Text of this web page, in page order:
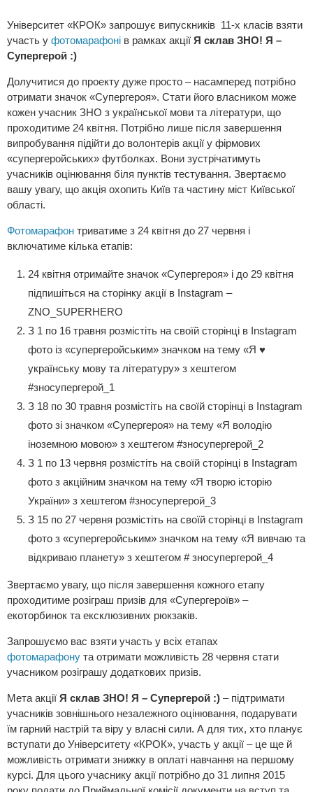
Університет «КРОК» запрошує випускників 11-х класів взяти
участь у фотомарафоні в рамках акції Я склав ЗНО! Я –
Супергерой :)
Долучитися до проекту дуже просто – насамперед потрібно
отримати значок «Супергероя». Стати його власником може
кожен учасник ЗНО з української мови та літератури, що
проходитиме 24 квітня. Потрібно лише після завершення
випробування підійти до волонтерів акції у фірмових
«супергеройських» футболках. Вони зустрічатимуть
учасників оцінювання біля пунктів тестування. Звертаємо
вашу увагу, що акція охопить Київ та частину міст Київської
області.
Фотомарафон триватиме з 24 квітня до 27 червня і
включатиме кілька етапів:
24 квітня отримайте значок «Супергероя» і до 29 квітня
підпишіться на сторінку акції в Instagram –
ZNO_SUPERHERO
З 1 по 16 травня розмістіть на своїй сторінці в Instagram
фото із «супергеройським» значком на тему «Я ♥
українську мову та літературу» з хештегом
#зносупергерой_1
З 18 по 30 травня розмістіть на своїй сторінці в Instagram
фото зі значком «Супергероя» на тему «Я володію
іноземною мовою» з хештегом #зносупергерой_2
З 1 по 13 червня розмістіть на своїй сторінці в Instagram
фото з акційним значком на тему «Я творю історію
України» з хештегом #зносупергерой_3
З 15 по 27 червня розмістіть на своїй сторінці в Instagram
фото з «супергеройським» значком на тему «Я вивчаю та
відкриваю планету» з хештегом # зносупергерой_4
Звертаємо увагу, що після завершення кожного етапу
проходитиме розіграш призів для «Супергероїв» –
екоторбинок та ексклюзивних рюкзаків.
Запрошуємо вас взяти участь у всіх етапах
фотомарафону та отримати можливість 28 червня стати
учасником розіграшу додаткових призів.
Мета акції Я склав ЗНО! Я – Супергерой :) – підтримати
учасників зовнішнього незалежного оцінювання, подарувати
їм гарний настрій та віру у власні сили. А для тих, хто планує
вступати до Університету «КРОК», участь у акції – це ще й
можливість отримати знижку в оплаті навчання на першому
курсі. Для цього учаснику акції потрібно до 31 липня 2015